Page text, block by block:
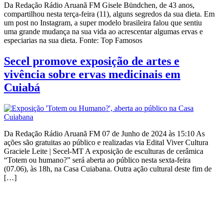
Da Redação Rádio Aruanã FM Gisele Bündchen, de 43 anos,
compartilhou nesta terça-feira (11), alguns segredos da sua dieta. Em
um post no Instagram, a super modelo brasileira falou que sentiu
uma grande mudança na sua vida ao acrescentar algumas ervas e
especiarias na sua dieta. Fonte: Top Famosos
Secel promove exposição de artes e
vivência sobre ervas medicinais em
Cuiabá
Da Redação Rádio Aruanã FM 07 de Junho de 2024 às 15:10 As
ações são gratuitas ao público e realizadas via Edital Viver Cultura
Graciele Leite | Secel-MT A exposição de esculturas de cerâmica
“Totem ou humano?” será aberta ao público nesta sexta-feira
(07.06), às 18h, na Casa Cuiabana. Outra ação cultural deste fim de
[…]